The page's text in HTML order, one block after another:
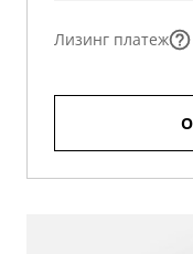
Лизинг платеж